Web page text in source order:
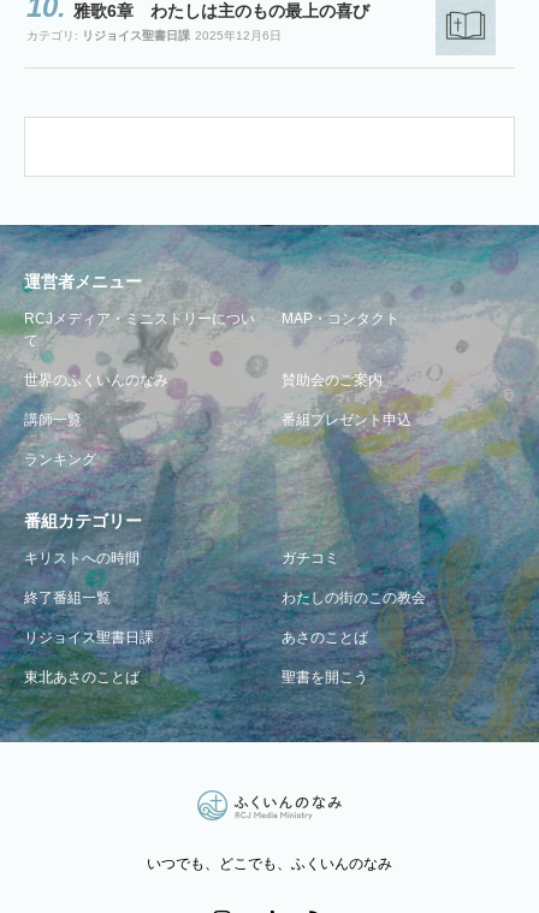
雅歌6章 わたしは主のもの最上の喜び
カテゴリ: リジョイス聖書日課 2025年12月6日
運営者メニュー
RCJメディア・ミニストリーについ
て
MAP・コンタクト
世界のふくいんのなみ 賛助会のご案内
講師一覧 番組プレゼント申込
ランキング
番組カテゴリー
キリストへの時間 ガチコミ
終了番組一覧 わたしの街のこの教会
リジョイス聖書日課 あさのことば
東北あさのことば 聖書を開こう
いつでも、どこでも、ふくいんのなみ